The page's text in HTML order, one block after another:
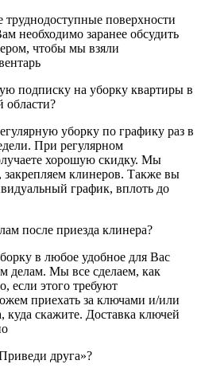
поверхности
необходимо заранее обсудить
чтобы мы взяли
подписку на уборку квартиры в
области?
уборку по графику раз в
При регулярном
хорошую скидку. Мы
клинеров. Также вы
график, вплоть до
после приезда клинера?
в любое удобное для Вас
делам. Мы все сделаем, как
если этого требуют
приехать за ключами и/или
куда скажите. Доставка ключей
друга»?